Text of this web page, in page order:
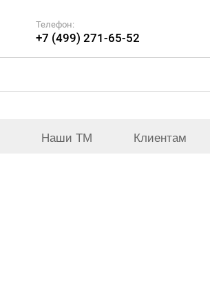
Телефон:
+7 (499) 271-65-52
Наши ТМ Клиентам